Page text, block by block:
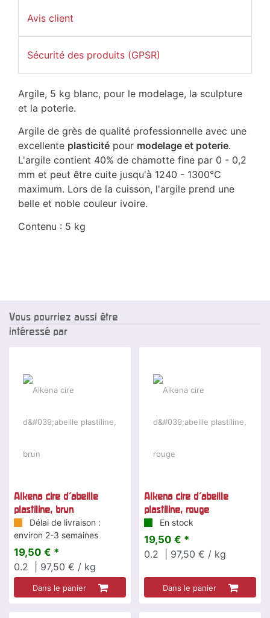
Avis client
Sécurité des produits (GPSR)
Argile, 5 kg blanc, pour le modelage, la sculpture
et la poterie.
Argile de grès de qualité professionnelle avec une
excellente plasticité pour modelage et poterie.
L'argile contient 40% de chamotte fine par 0 - 0,2
mm et peut être cuite jusqu'à 1240 - 1300°C
maximum. Lors de la cuisson, l'argile prend une
belle et noble couleur ivoire.
Contenu : 5 kg
Vous pourriez aussi être
intéressé par
Alkena cire d'abeille
plastiline, brun
Délai de livraison :
environ 2-3 semaines
19,50 € *
0.2
| 97,50 € / kg
Dans le panier
Alkena cire d'abeille
plastiline, rouge
En stock
19,50 € *
0.2
| 97,50 € / kg
Dans le panier